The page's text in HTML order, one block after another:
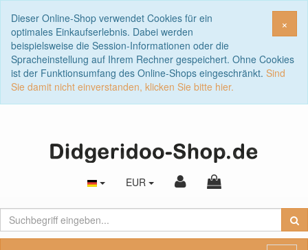
×
Dieser Online-Shop verwendet Cookies für ein
optimales Einkaufserlebnis. Dabei werden
beispielsweise die Session-Informationen oder die
Spracheinstellung auf Ihrem Rechner gespeichert. Ohne Cookies
ist der Funktionsumfang des Online-Shops eingeschränkt. Sind
Sie damit nicht einverstanden, klicken Sie bitte hier.
EUR